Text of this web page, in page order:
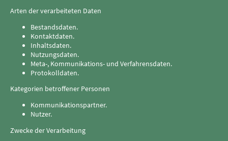
Arten der verarbeiteten Daten
Bestandsdaten.
Kontaktdaten.
Inhaltsdaten.
Nutzungsdaten.
Meta-, Kommunikations- und Verfahrensdaten.
Protokolldaten.
Kategorien betroffener Personen
Kommunikationspartner.
Nutzer.
Zwecke der Verarbeitung